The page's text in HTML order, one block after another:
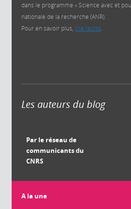
dans le programme « Science avec et
nationale de la recherche (ANR).
Pour en savoir plus, lire l'édito
Les auteurs du blog
Par le réseau de
communicants du
CNRS
A la une